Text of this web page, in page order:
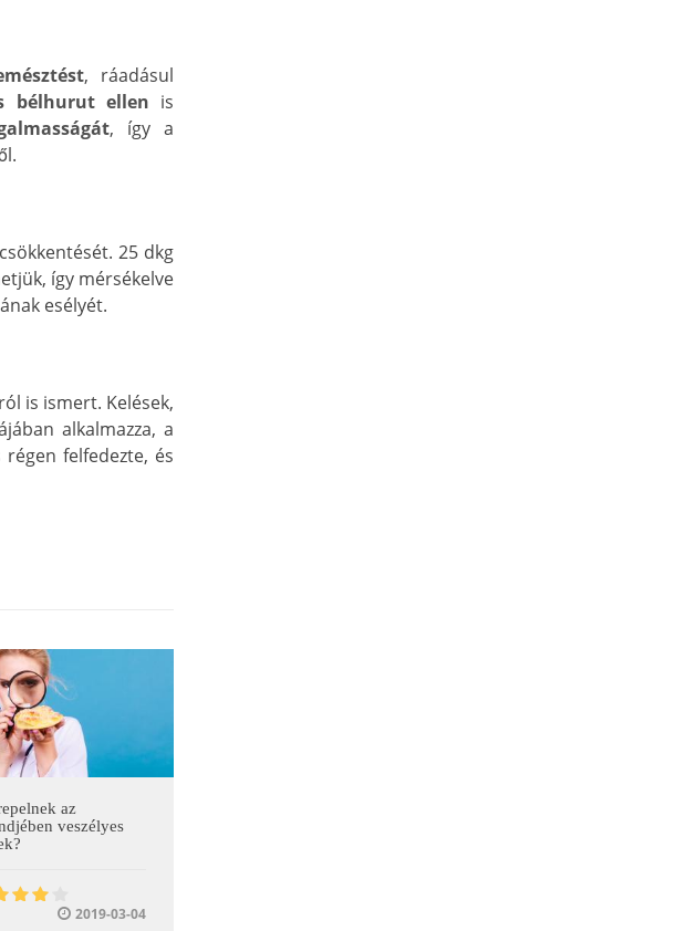
, ráadásul
bélhurutellen is
, így a
25 dkg
így mérsékelve
esélyét.
is ismert. Kelések,
alkalmazza, a
felfedezte, és
az
veszélyes
2019-03-04